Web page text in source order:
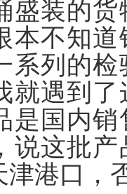
盛装的
本不知
系列的
就遇到
是国内
说这批
津港口，